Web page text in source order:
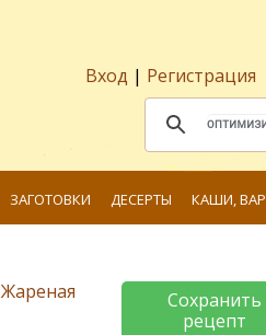
Вход | Регистрация
ЗАГОТОВКИ ДЕСЕРТЫ КАШИ,
Жареная
Сохранить
рецепт